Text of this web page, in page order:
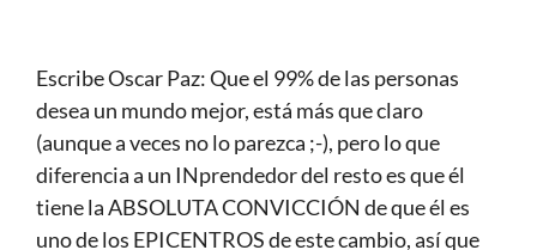
Escribe Oscar Paz: Que el 99% de las personas
desea un mundo mejor, está más que claro
(aunque a veces no lo parezca ;-), pero lo que
diferencia a un INprendedor del resto es que él
tiene la ABSOLUTA CONVICCIÓN de que él es
uno de los EPICENTROS de este cambio, así que